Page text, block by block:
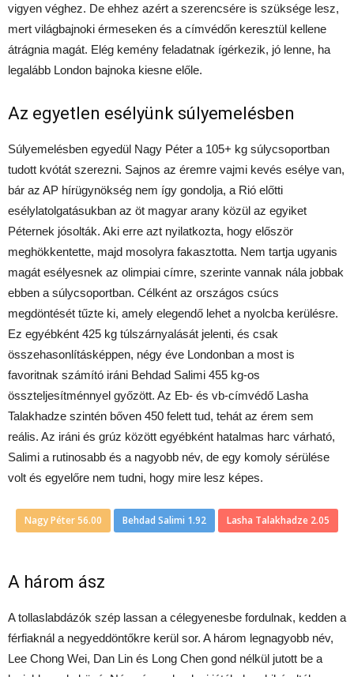
vigyen véghez. De ehhez azért a szerencsére is szüksége lesz,
mert világbajnoki érmeseken és a címvédőn keresztül kellene
átrágnia magát. Elég kemény feladatnak ígérkezik, jó lenne, ha
legalább London bajnoka kiesne előle.
Az egyetlen esélyünk súlyemelésben
Súlyemelésben egyedül Nagy Péter a 105+ kg súlycsoportban
tudott kvótát szerezni. Sajnos az éremre vajmi kevés esélye van,
bár az AP hírügynökség nem így gondolja, a Rió előtti
esélylatolgatásukban az öt magyar arany közül az egyiket
Péternek jósolták. Aki erre azt nyilatkozta, hogy először
meghökkentette, majd mosolyra fakasztotta. Nem tartja ugyanis
magát esélyesnek az olimpiai címre, szerinte vannak nála jobbak
ebben a súlycsoportban. Célként az országos csúcs
megdöntését tűzte ki, amely elegendő lehet a nyolcba kerülésre.
Ez egyébként 425 kg túlszárnyalását jelenti, és csak
összehasonlításképpen, négy éve Londonban a most is
favoritnak számító iráni Behdad Salimi 455 kg-os
összteljesítménnyel győzött. Az Eb- és vb-címvédő Lasha
Talakhadze szintén bőven 450 felett tud, tehát az érem sem
reális. Az iráni és grúz között egyébként hatalmas harc várható,
Salimi a rutinosabb és a nagyobb név, de egy komoly sérülése
volt és egyelőre nem tudni, hogy mire lesz képes.
Nagy Péter 56.00 Behdad Salimi 1.92 Lasha Talakhadze 2.05
A három ász
A tollaslabdázók szép lassan a célegyenesbe fordulnak, kedden a
férfiaknál a negyeddöntőkre kerül sor. A három legnagyobb név,
Lee Chong Wei, Dan Lin és Long Chen gond nélkül jutott be a